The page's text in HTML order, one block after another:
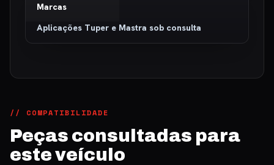
Marcas
Aplicações Tuper e Mastra sob consulta
// COMPATIBILIDADE
Peças consultadas para
este veículo